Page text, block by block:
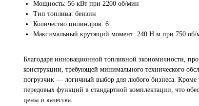
Мощность: 56 кВт при 2200 об/мин
Тип топлива: бензин
Количество цилиндров: 6
Максимальный крутящий момент: 240 Н∙м при 750 об/
Благодаря инновационной топливной экономичности,
конструкции, требующей минимального технического
погрузчик — логичный выбор для любого бизнеса. Кроме
передовых функций в стандартной комплектации, что
цены и качества.